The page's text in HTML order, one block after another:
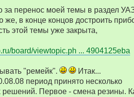
перенос моей темы в раздел
в конце концов достроить
этой темы уже закрыта,
board/viewtopic.ph ... 4904125eba
"ремейк".
Итак...
период принято несколько
решений. Первое - смена резины.